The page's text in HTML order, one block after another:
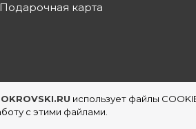
использует файлы
с этими файлами.
Подарочная карта
обуви в Екатеринбурге